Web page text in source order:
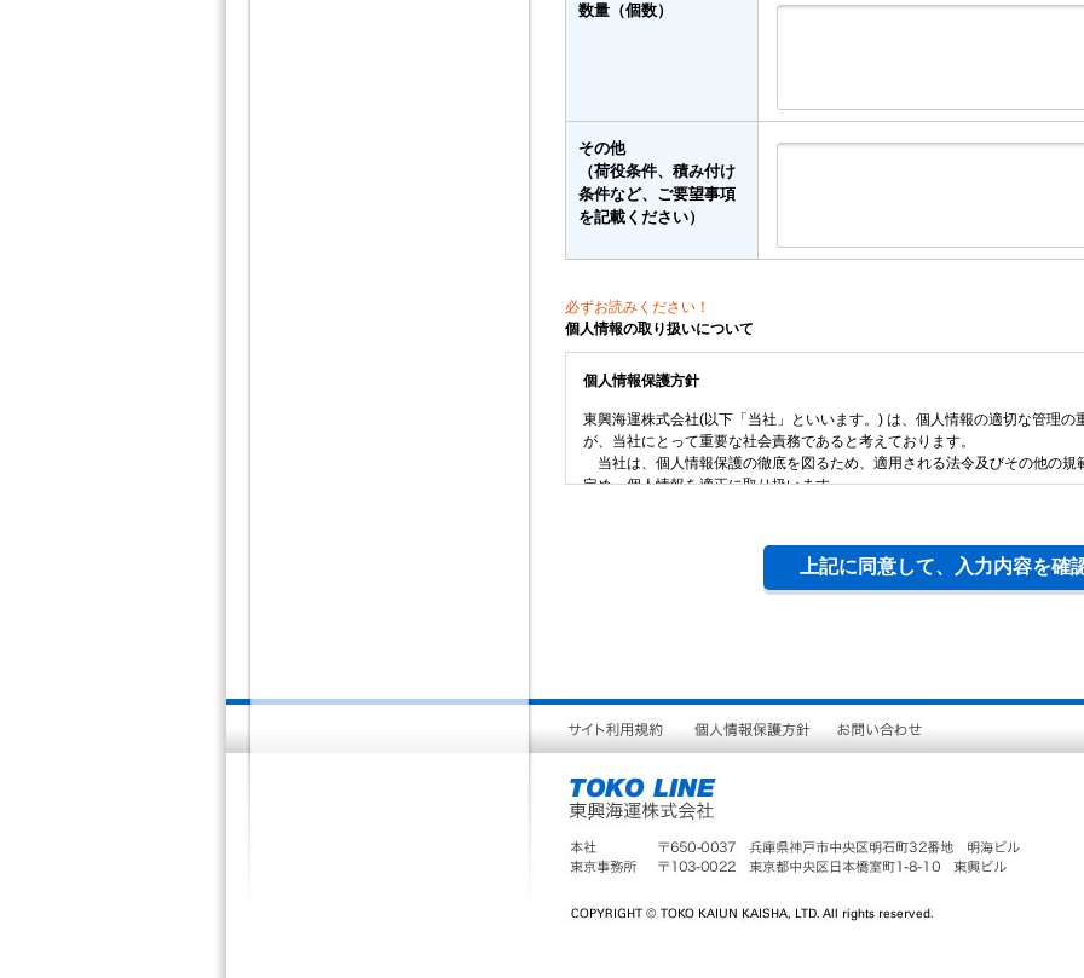
数量（個数）
その他
（荷役条件、積み付け
条件など、ご要望事項
を記載ください）
必ずお読みください！
個人情報の取り扱いについて
個人情報保護方針
東興海運株式会社(以下「当社」といいます。) は、個人情報の適切な管理
が、当社にとって重要な社会責務であると考えております。
当社は、個人情報保護の徹底を図るため、適用される法令及びその他の規
定め、個人情報を適正に取り扱います。
当社は、適正かつ公正な方法により個人情報を取得すると共に、取得した
当社は、保有する個人情報を第三者に対し違法に提供また開示しません。
ます。
東興海運株式会社
サ
イ
ト
利
用
規
約
個
人
情
報
保
護
方
針
お
い